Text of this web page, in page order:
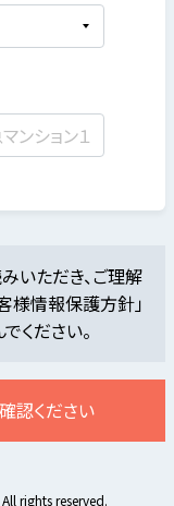
いただき、ご理解
様情報保護方針」
ください。
認ください
rights reserved.